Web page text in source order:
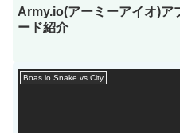
Army.io(アーミーアイオ)
ード紹介
Boas.io Snake vs City